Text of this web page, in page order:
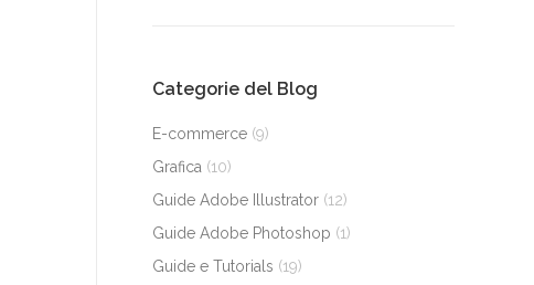
Categorie del Blog
E-commerce (9)
Grafica (10)
Guide Adobe Illustrator (12)
Guide Adobe Photoshop (1)
Guide e Tutorials (19)